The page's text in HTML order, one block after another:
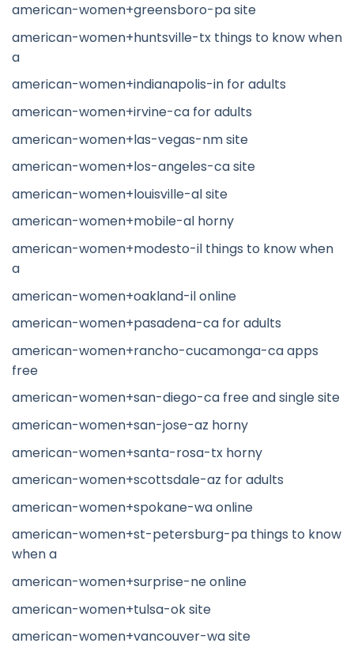
american-women+greensboro-pa site
american-women+huntsville-tx things to know when
a
american-women+indianapolis-in for adults
american-women+irvine-ca for adults
american-women+las-vegas-nm site
american-women+los-angeles-ca site
american-women+louisville-al site
american-women+mobile-al horny
american-women+modesto-il things to know when
a
american-women+oakland-il online
american-women+pasadena-ca for adults
american-women+rancho-cucamonga-ca apps
free
american-women+san-diego-ca free and single site
american-women+san-jose-az horny
american-women+santa-rosa-tx horny
american-women+scottsdale-az for adults
american-women+spokane-wa online
american-women+st-petersburg-pa things to know
when a
american-women+surprise-ne online
american-women+tulsa-ok site
american-women+vancouver-wa site